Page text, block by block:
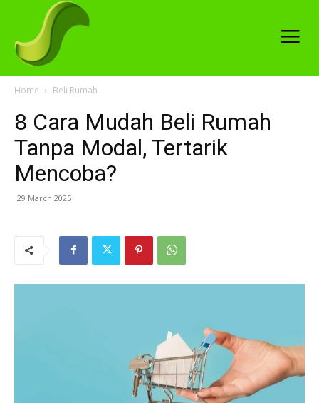
Home Beli Rumah
8 Cara Mudah Beli Rumah
Tanpa Modal, Tertarik
Mencoba?
29 March 2025